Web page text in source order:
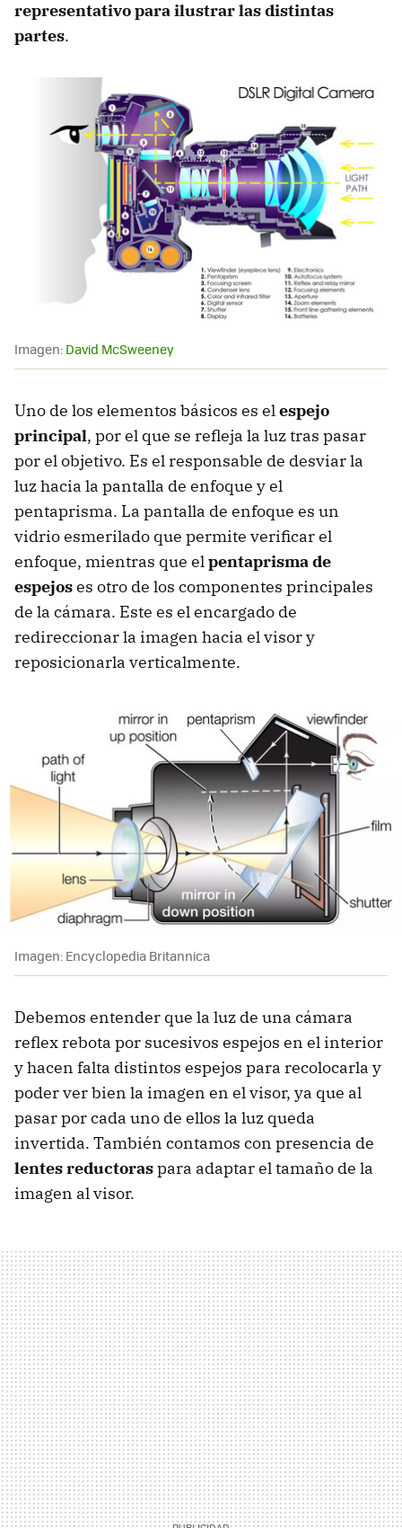
representativo para ilustrar las distintas
partes.
Imagen: David McSweeney
Uno de los elementos básicos es elespejo
principal, por el que se refleja la luz tras pasar
por el objetivo. Es el responsable de desviar la
luz hacia la pantalla de enfoque y el
pentaprisma. La pantalla de enfoque es un
vidrio esmerilado que permite verificar el
enfoque, mientras que elpentaprisma de
espejoses otro de los componentes principales
de la cámara. Este es el encargado de
redireccionar la imagen hacia el visor y
reposicionarla verticalmente.
Imagen: Encyclopedia Britannica
Debemos entender que la luz de una cámara
reflex rebota por sucesivos espejos en el interior
y hacen falta distintos espejos para recolocarla y
poder ver bien la imagen en el visor, ya que al
pasar por cada uno de ellos la luz queda
invertida. También contamos con presencia de
lentes reductoraspara adaptar el tamaño de la
imagen al visor.